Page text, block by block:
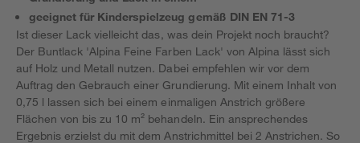
geeignet für Kinderspielzeug gemäß DIN EN 71-3
Ist dieser Lack vielleicht das, was dein Projekt noch braucht?
Der Buntlack 'Alpina Feine Farben Lack' von Alpina lässt sich
auf Holz und Metall nutzen. Dabei empfehlen wir vor dem
Auftrag den Gebrauch einer Grundierung. Mit einem Inhalt von
0,75 l lassen sich bei einem einmaligen Anstrich größere
Flächen von bis zu 10 m² behandeln. Ein ansprechendes
Ergebnis erzielst du mit dem Anstrichmittel bei 2 Anstrichen. So